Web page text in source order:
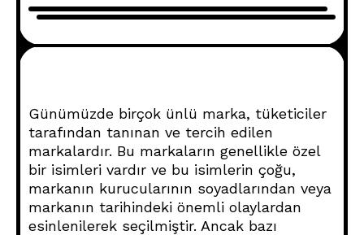
Günümüzde birçok ünlü marka, tüketiciler
tarafından tanınan ve tercih edilen
markalardır. Bu markaların genellikle özel
bir isimleri vardır ve bu isimlerin çoğu,
markanın kurucularının soyadlarından veya
markanın tarihindeki önemli olaylardan
esinlenilerek seçilmiştir. Ancak bazı